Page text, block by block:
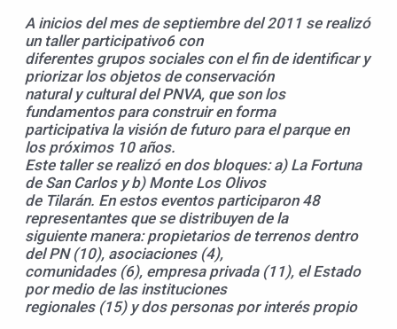
A inicios del mes de septiembre del 2011 se realizó
un taller participativo6 con
diferentes grupos sociales con el fin de identificar y
priorizar los objetos de conservación
natural y cultural del PNVA, que son los
fundamentos para construir en forma
participativa la visión de futuro para el parque en
los próximos 10 años.
Este taller se realizó en dos bloques: a) La Fortuna
de San Carlos y b) Monte Los Olivos
de Tilarán. En estos eventos participaron 48
representantes que se distribuyen de la
siguiente manera: propietarios de terrenos dentro
del PN (10), asociaciones (4),
comunidades (6), empresa privada (11), el Estado
por medio de las instituciones
regionales (15) y dos personas por interés propio